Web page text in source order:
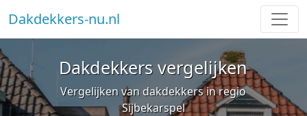
Dakdekkers-nu.nl
Dakdekkers vergelijken
Vergelijken van dakdekkers in regio
Sijbekarspel